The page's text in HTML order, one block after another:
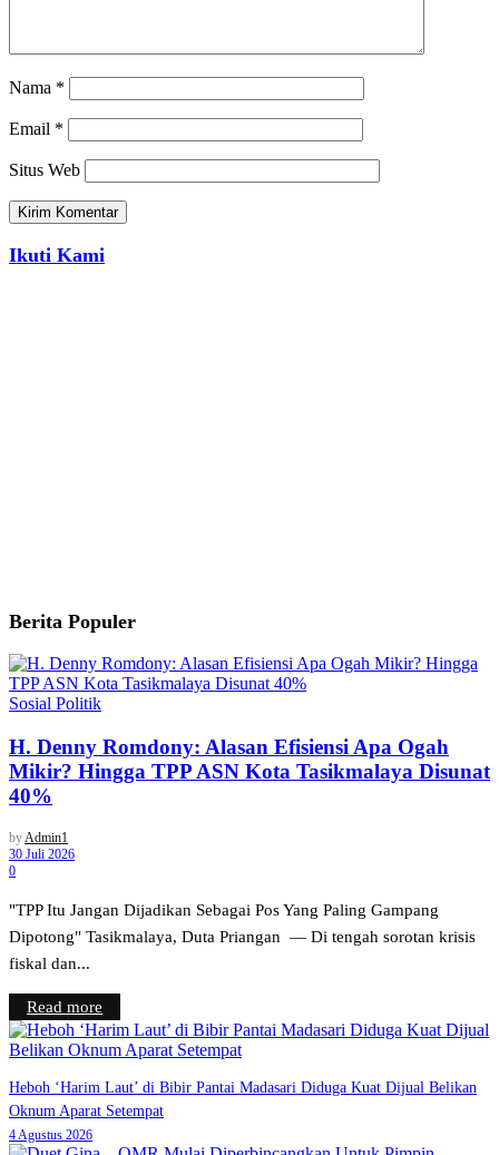
Nama *
Email *
Situs Web
Ikuti Kami
Berita Populer
Sosial Politik
H. Denny Romdony: Alasan Efisiensi Apa Ogah
Mikir? Hingga TPP ASN Kota Tasikmalaya Disunat
40%
by Admin1
30 Juli 2026
0
"TPP Itu Jangan Dijadikan Sebagai Pos Yang Paling Gampang
Dipotong" Tasikmalaya, Duta Priangan — Di tengah sorotan krisis
fiskal dan...
Read more
Heboh ‘Harim Laut’ di Bibir Pantai Madasari Diduga Kuat Dijual Belikan
Oknum Aparat Setempat
4 Agustus 2026